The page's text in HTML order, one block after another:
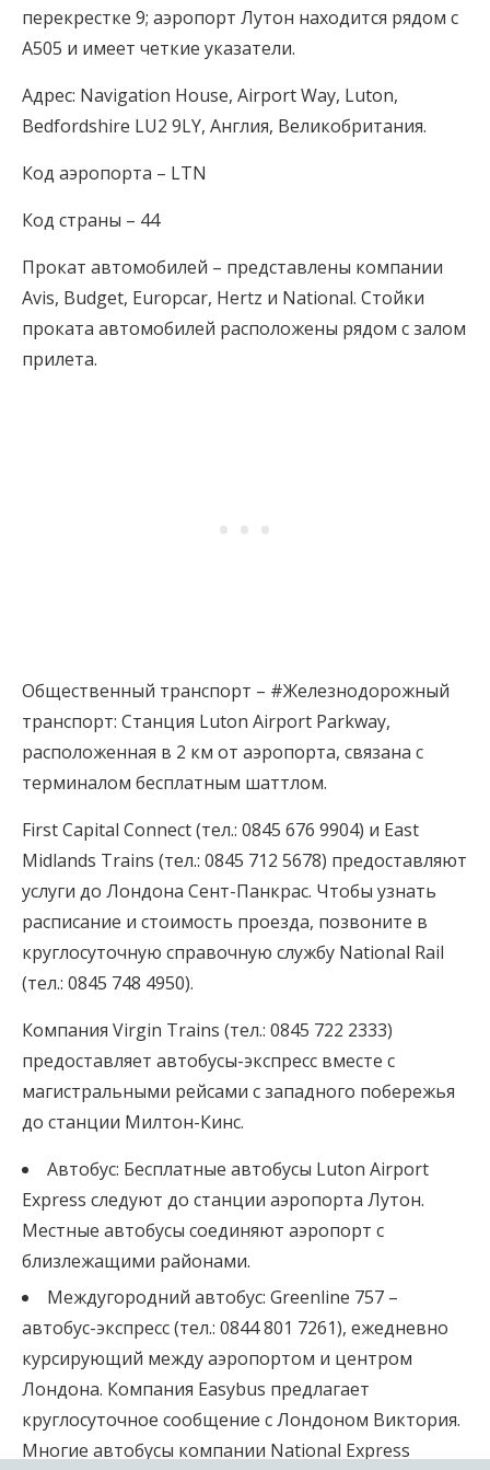
перекрестке 9; аэропорт Лутон находится рядом с
A505 и имеет четкие указатели.
Адрес: Navigation House, Airport Way, Luton,
Bedfordshire LU2 9LY, Англия, Великобритания.
Код аэропорта – LTN
Код страны – 44
Прокат автомобилей – представлены компании
Avis, Budget, Europcar, Hertz и National. Стойки
проката автомобилей расположены рядом с залом
прилета.
Общественный транспорт – #Железнодорожный
транспорт: Станция Luton Airport Parkway,
расположенная в 2 км от аэропорта, связана с
терминалом бесплатным шаттлом.
First Capital Connect (тел.: 0845 676 9904) и East
Midlands Trains (тел.: 0845 712 5678) предоставляют
услуги до Лондона Сент-Панкрас. Чтобы узнать
расписание и стоимость проезда, позвоните в
круглосуточную справочную службу National Rail
(тел.: 0845 748 4950).
Компания Virgin Trains (тел.: 0845 722 2333)
предоставляет автобусы-экспресс вместе с
магистральными рейсами с западного побережья
до станции Милтон-Кинс.
Автобус: Бесплатные автобусы Luton Airport
Express следуют до станции аэропорта Лутон.
Местные автобусы соединяют аэропорт с
близлежащими районами.
Междугородний автобус: Greenline 757 –
автобус-экспресс (тел.: 0844 801 7261), ежедневно
курсирующий между аэропортом и центром
Лондона. Компания Easybus предлагает
круглосуточное сообщение с Лондоном Виктория.
Многие автобусы компании National Express